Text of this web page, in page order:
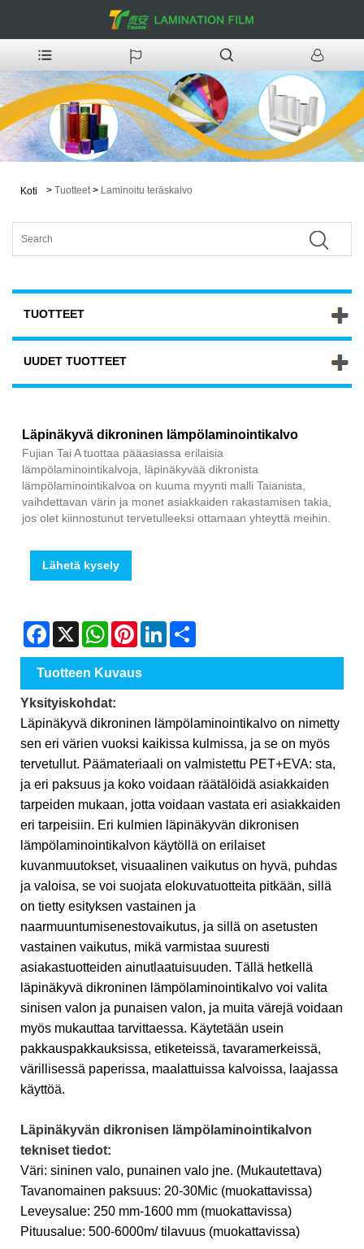
Koti > Tuotteet > Laminoitu teräskalvo
TUOTTEET
UUDET TUOTTEET
Läpinäkyvä dikroninen lämpölaminointikalvo
Fujian Tai A tuottaa pääasiassa erilaisia ​​
lämpölaminointikalvoja, läpinäkyvää dikronista
lämpölaminointikalvoa on kuuma myynti malli Taianista,
vaihdettavan värin ja monet asiakkaiden rakastamisen takia,
jos olet kiinnostunut tervetulleeksi ottamaan yhteyttä meihin.
Lähetä kysely
Facebook
X WhatsAppPinterestLinkedIn
Tuotteen Kuvaus
Yksityiskohdat:
Läpinäkyvä dikroninen lämpölaminointikalvo on nimetty
sen eri värien vuoksi kaikissa kulmissa, ja se on myös
tervetullut. Päämateriaali on valmistettu PET+EVA: sta,
ja eri paksuus ja koko voidaan räätälöidä asiakkaiden
tarpeiden mukaan, jotta voidaan vastata eri asiakkaiden
eri tarpeisiin. Eri kulmien läpinäkyvän dikronisen
lämpölaminointikalvon käytöllä on erilaiset
kuvanmuutokset, visuaalinen vaikutus on hyvä, puhdas
ja valoisa, se voi suojata elokuvatuotteita pitkään, sillä
on tietty esityksen vastainen ja
naarmuuntumisenestovaikutus, ja sillä on asetusten
vastainen vaikutus, mikä varmistaa suuresti
asiakastuotteiden ainutlaatuisuuden. Tällä hetkellä
läpinäkyvä dikroninen lämpölaminointikalvo voi valita
sinisen valon ja punaisen valon, ja muita värejä voidaan
myös mukauttaa tarvittaessa. Käytetään usein
pakkauspakkauksissa, etiketeissä, tavaramerkeissä,
värillisessä paperissa, maalattuissa kalvoissa, laajassa
käyttöä.
Läpinäkyvän dikronisen lämpölaminointikalvon
tekniset tiedot:
Väri: sininen valo, punainen valo jne. (Mukautettava)
Tavanomainen paksuus: 20-30Mic (muokattavissa)
Leveysalue: 250 mm-1600 mm (muokattavissa)
Pituusalue: 500-6000m/ tilavuus (muokattavissa)